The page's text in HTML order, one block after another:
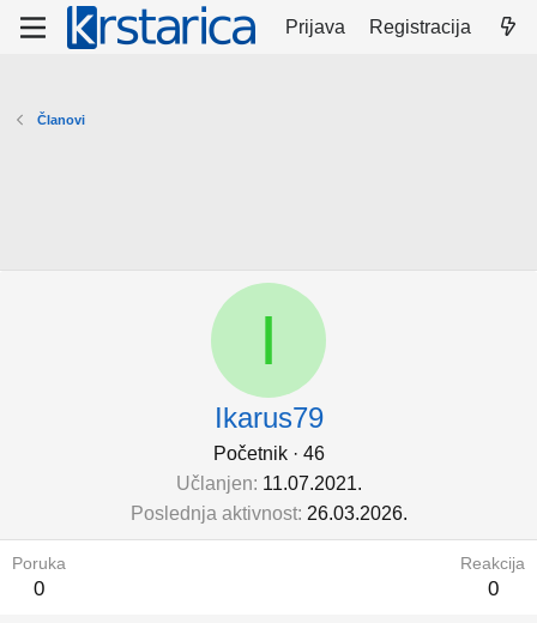
Prijava Registracija
Članovi
I
Ikarus79
Početnik · 46
Učlanjen 11.07.2021.
Poslednja aktivnost 26.03.2026.
Poruka
0
Reakcija
0